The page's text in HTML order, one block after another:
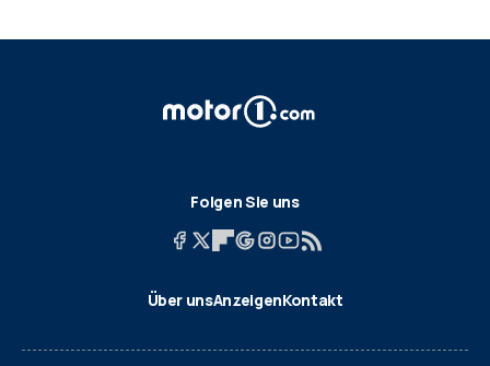
Folgen Sie uns
Über unsAnzeigenKontakt